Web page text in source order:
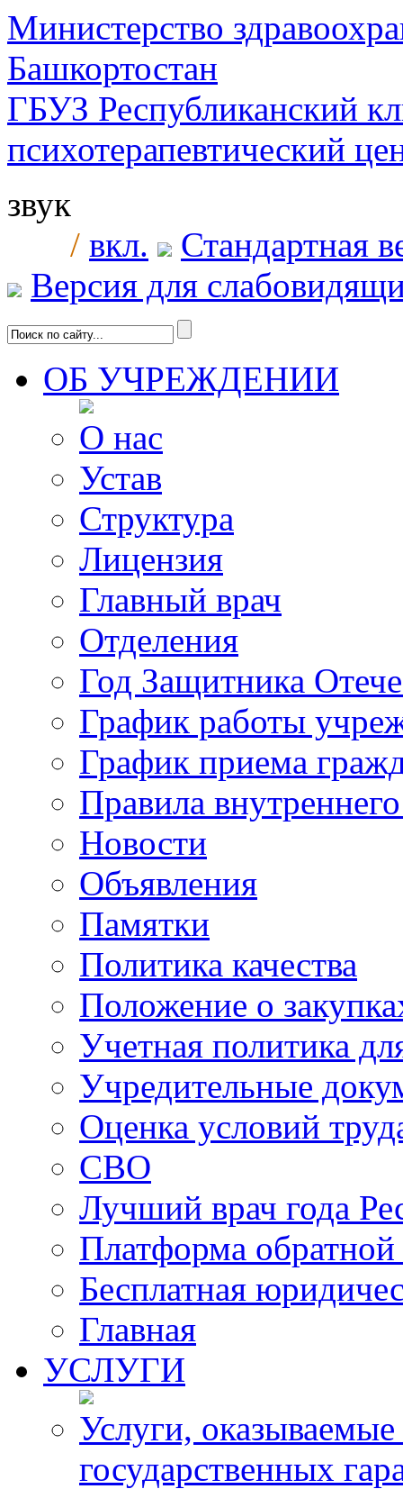
Министерство
Башкортостан
ГБУЗ Республиканский
психотерапевтический
звук
/ вкл.
Стандартная
Версия для
ОБ УЧРЕЖДЕНИИ
О нас
Устав
Структура
Лицензия
Главный врач
Отделения
Год Защитника
График работы
График приема
Правила
Новости
Объявления
Памятки
Политика качества
Положение о
Учетная политика
Учредительные
Оценка условий
СВО
Лучший врач года
Платформа
Бесплатная
Главная
УСЛУГИ
Услуги,
государственных